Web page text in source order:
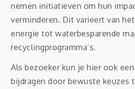
nemen initiatieven om hun
verminderen. Dit varieert van
energie tot waterbesparende
recyclingprogramma’s.
Als bezoeker kun je hier ook
bijdragen door bewuste keuzes